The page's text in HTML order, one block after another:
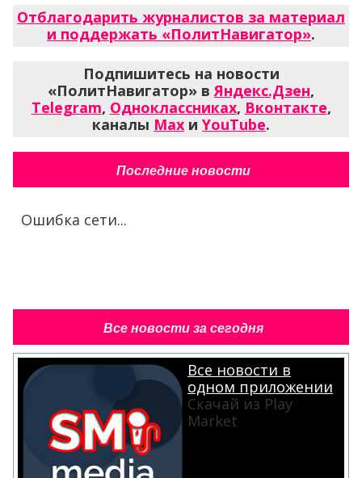
Отблагодарить журналистов за материал
и поддержать «ПолитНавигатор».
Подпишитесь на новости
«ПолитНавигатор» вЯндекс.Дзен,
Telegram, Одноклассниках, Вконтакте,
каналы Max и YouTube.
Последние новости
Ошибка сети...
Все новости за сегодня
Все новости в
одном приложении
Скачай из Play
Market